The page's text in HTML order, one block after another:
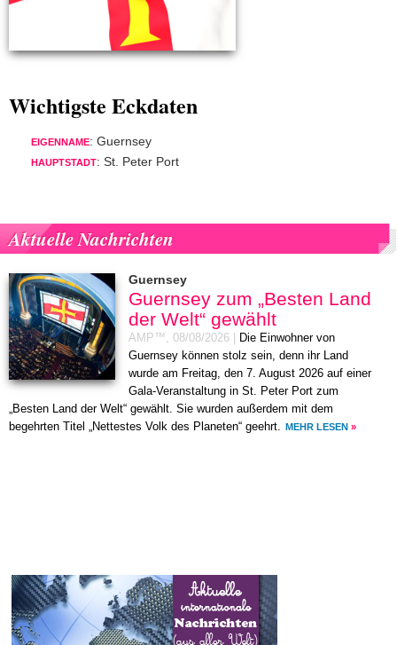
Wichtigste Eckdaten
EIGENNAME: Guernsey
HAUPTSTADT: St. Peter Port
Aktuelle Nachrichten
Guernsey
Guernsey zum „Besten Land
der Welt“ gewählt
AMP™, 08/08/2026
Die Einwohner von
Guernsey können stolz sein, denn ihr Land
wurde am Freitag, den 7. August 2026 auf einer
Gala-Veranstaltung in St. Peter Port zum
„Besten Land der Welt“ gewählt. Sie wurden außerdem mit dem
begehrten Titel „Nettestes Volk des Planeten“ geehrt.
MEHR LESEN »